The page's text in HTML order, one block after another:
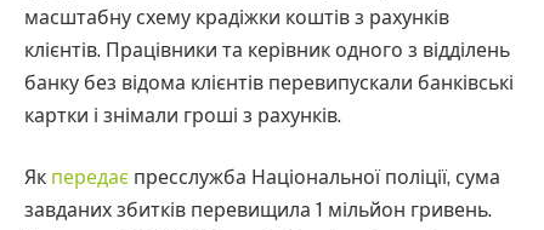
масштабну схему крадіжки коштів з рахунків
клієнтів. Працівники та керівник одного з відділень
банку без відома клієнтів перевипускали банківські
картки і знімали гроші з рахунків.
Як передає пресслужба Національної поліції, сума
завданих збитків перевищила 1 мільйон гривень.